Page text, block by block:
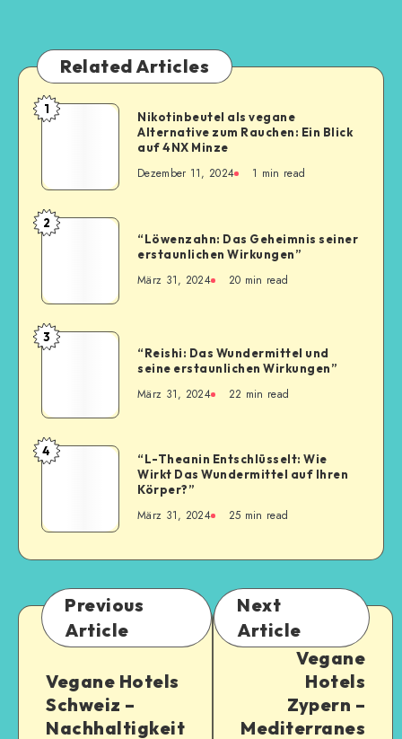
Related Articles
1
Nikotinbeutel als vegane
Alternative zum Rauchen: Ein Blick
auf 4NX Minze
Dezember 11, 2024 1 min read
2
“Löwenzahn: Das Geheimnis seiner
erstaunlichen Wirkungen”
März 31, 2024 20 min read
3
“Reishi: Das Wundermittel und
seine erstaunlichen Wirkungen”
März 31, 2024 22 min read
4
“L-Theanin Entschlüsselt: Wie
Wirkt Das Wundermittel auf Ihren
Körper?”
März 31, 2024 25 min read
Previous
Article
Vegane Hotels
Schweiz –
Nachhaltigkeit
Next
Article
Vegane
Hotels
Zypern –
Mediterranes